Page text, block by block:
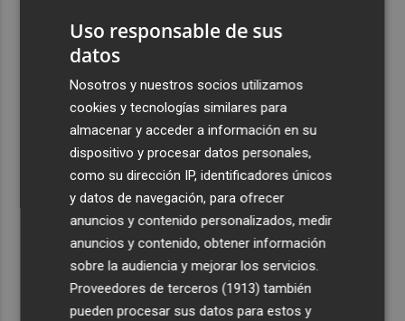
Castelló apuesta por convertir el eclipse en un referente
El Villarreal anuncia a sus seis capitanes: Gerard
Moreno, Foyth, Comesaña, Ayoze, Cardona y Logan
Costa
Recibe toda la actualidad de
Plaza Podcast en tu correo
Uso responsable de sus
datos
Nosotros y nuestros socios utilizamos
cookies y tecnologías similares para
almacenar y acceder a información en su
dispositivo y procesar datos personales,
como su dirección IP, identificadores únicos
y datos de navegación, para ofrecer
anuncios y contenido personalizados, medir
anuncios y contenido, obtener información
sobre la audiencia y mejorar los servicios.
Proveedores de terceros (1913) también
pueden procesar sus datos para estos y